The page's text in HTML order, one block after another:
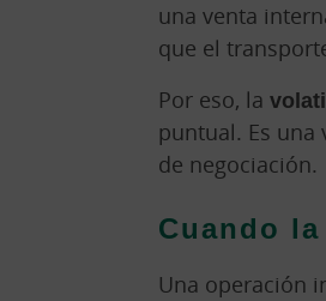
una venta
que el
Por eso, la
puntual. Es una
de negociación.
Cuando
Una operación